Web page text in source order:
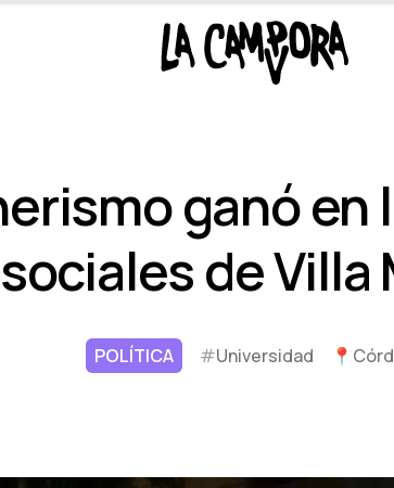
ganó en
sociales de Villa
POLÍTICA #Universidad 📍